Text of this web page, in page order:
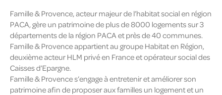
Famille & Provence, acteur majeur de l’habitat social en région
PACA, gère un patrimoine de plus de 8000 logements sur 3
départements de la région PACA et près de 40 communes.
Famille & Provence appartient au groupe Habitat en Région,
deuxième acteur HLM privé en France et opérateur social des
Caisses d’Epargne.
Famille & Provence s’engage à entretenir et améliorer son
patrimoine afin de proposer aux familles un logement et un